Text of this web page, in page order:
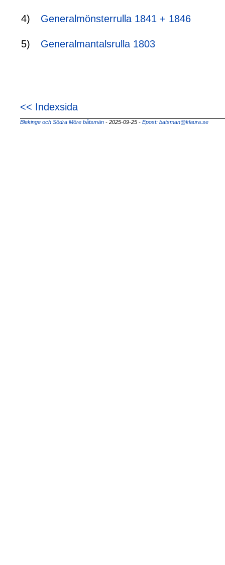
4) Generalmönsterrulla 1841 + 1846
5) Generalmantalsrulla 1803
<< Indexsida
Blekinge och Södra Möre båtsmän - 2025-09-25 - Epost: batsman@klaura.se